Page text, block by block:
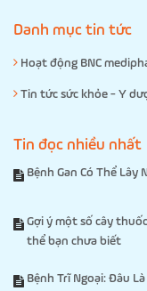
Danh mục tin tức
Hoạt động BNC
Tin tức sức khỏe - Y
Tin đọc nhiều nhất
Bệnh Gan Có Thể Lây
Gợi ý một số cây
thể bạn chưa biết
Bệnh Trĩ Ngoại: Đâu